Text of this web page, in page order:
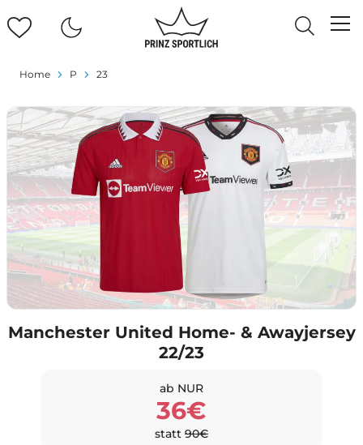
Home P 23
Manchester United Home- & Awayjersey
22/23
ab NUR
36€
statt 90€